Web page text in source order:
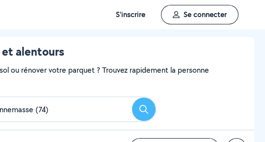
S'inscrire Se connecter
et alentours
ou rénover votre parquet ? Trouvez rapidement la personne
Rechercher